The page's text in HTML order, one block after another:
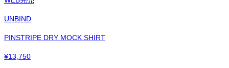
UNBIND
PINSTRIPE DRY MOCK SHIRT
¥13,750